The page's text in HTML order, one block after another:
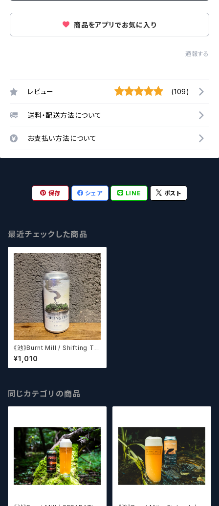
商品をアプリでお気に入り
通報する
レビュー (109)
送料・配送方法について
お支払い方法について
保存 シェア LINE ポスト
最近チェックした商品
《池》Burnt Mill / Shifting Tid
es
¥1,010
同じカテゴリの商品